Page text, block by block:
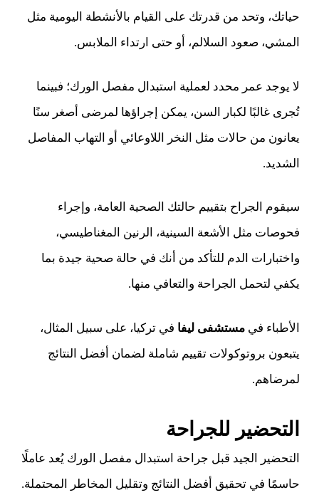
حياتك، وتحد من قدرتك على القيام بالأنشطة اليومية مثل
المشي، صعود السلالم، أو حتى ارتداء الملابس.
لا يوجد عمر محدد لعملية استبدال مفصل الورك؛ فبينما
تُجرى غالبًا لكبار السن، يمكن إجراؤها لمرضى أصغر سنًا
يعانون من حالات مثل النخر اللاوعائي أو التهاب المفاصل
الشديد.
سيقوم الجراح بتقييم حالتك الصحية العامة، وإجراء
فحوصات مثل الأشعة السينية، الرنين المغناطيسي،
واختبارات الدم للتأكد من أنك في حالة صحية جيدة بما
يكفي لتحمل الجراحة والتعافي منها.
الأطباء في مستشفى ليفا في تركيا، على سبيل المثال،
يتبعون بروتوكولات تقييم شاملة لضمان أفضل النتائج
لمرضاهم.
التحضير للجراحة
التحضير الجيد قبل جراحة استبدال مفصل الورك يُعد عاملًا
حاسمًا في تحقيق أفضل النتائج وتقليل المخاطر المحتملة.